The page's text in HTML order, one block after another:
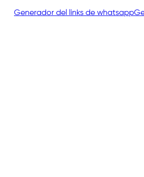
Generador del links de whatsapp